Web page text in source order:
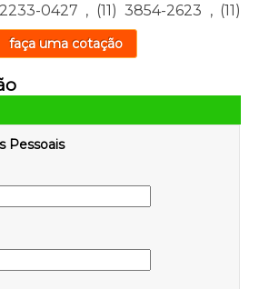
0427 , (11) 3854-2623 , (11)
faça uma cotação
Pessoais